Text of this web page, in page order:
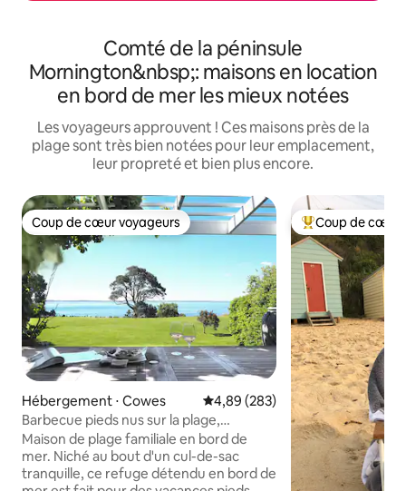
Comté de la péninsule
Mornington&nbsp;: maisons en location
en bord de mer les mieux notées
Les voyageurs approuvent ! Ces maisons près de la
plage sont très bien notées pour leur emplacement,
leur propreté et bien plus encore.
Coup de cœur voyageurs
Coup de cœur voyageurs
Hébergement ⋅ Cowes Évaluation moyenne sur la
4,89 (283)
Barbecue pieds nus sur la plage,
wallabies + vagues
Maison de plage familiale en bord de
mer. Niché au bout d'un cul-de-sac
tranquille, ce refuge détendu en bord de
Coups de cœur
Coup de cœur